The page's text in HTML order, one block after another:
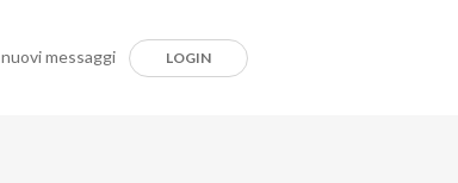
nuovi messaggi LOGIN